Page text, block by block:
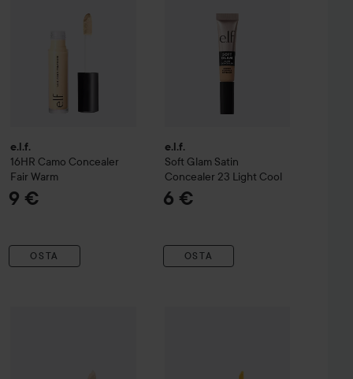
e.l.f.
16HR Camo Concealer
Fair Warm
9 €
OSTA
e.l.f.
Soft Glam Satin
Concealer 23 Light Cool
6 €
OSTA